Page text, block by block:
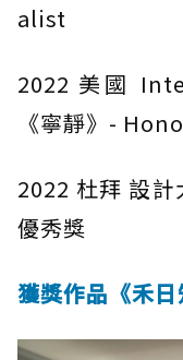
alist
2022 美國
《寧靜》-
2022 杜拜 設
優秀獎
獲獎作品《禾日